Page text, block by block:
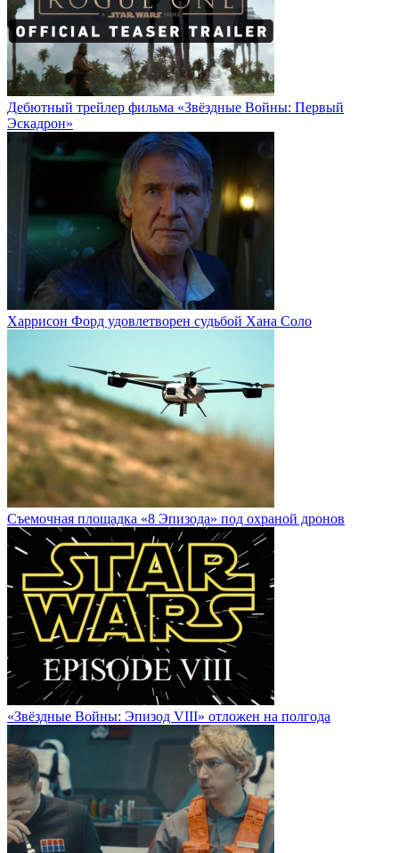
Дебютный трейлер фильма «Звёздные Войны: Первый
Эскадрон»
Харрисон Форд удовлетворен судьбой Хана Соло
Cъемочная площадка «8 Эпизода» под охраной дронов
«Звёздные Войны: Эпизод VIII» отложен на полгода